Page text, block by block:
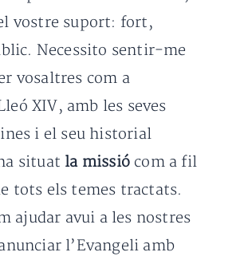
vostre suport: fort,
Necessito sentir-me
vosaltres com a
XIV, amb les seves
i el seu historial
situat la missió com a fil
tots els temes tractats.
ajudar avui a les nostres
l’Evangeli amb